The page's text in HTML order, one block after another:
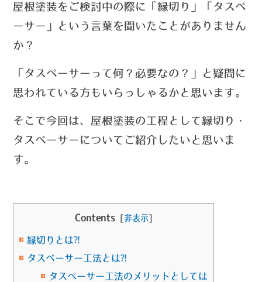
屋根塗装をご検討中の際に「縁切り」「タスペ
ーサー」という言葉を聞いたことがありません
か？
「タスペーサー って何？ 必要なの？」と疑問に
思われている方もいらっしゃるかと思います。
そこで今回は、屋根塗装の工程として縁切り・
タスペーサーについてご紹介したいと思いま
す。
Contents 非表示]
縁切りとは⁈
タスペーサー工法とは⁈
タスペーサー工法のメリットとしては